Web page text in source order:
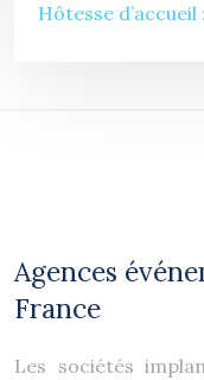
Hôtesse
Agences
France
Les sociétés